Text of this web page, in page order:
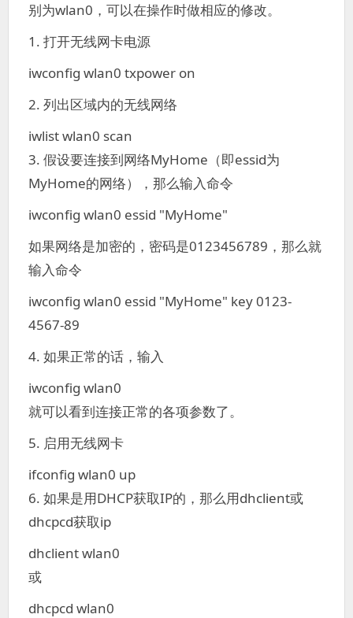
别为wlan0，可以在操作时做相应的修改。
1. 打开无线网卡电源
iwconfig wlan0 txpower on
2. 列出区域内的无线网络
iwlist wlan0 scan
3. 假设要连接到网络MyHome（即essid为
MyHome的网络），那么输入命令
iwconfig wlan0 essid "MyHome"
如果网络是加密的，密码是0123456789，那么就
输入命令
iwconfig wlan0 essid "MyHome" key 0123-
4567-89
4. 如果正常的话，输入
iwconfig wlan0
就可以看到连接正常的各项参数了。
5. 启用无线网卡
ifconfig wlan0 up
6. 如果是用DHCP获取IP的，那么用dhclient或
dhcpcd获取ip
dhclient wlan0
或
dhcpcd wlan0